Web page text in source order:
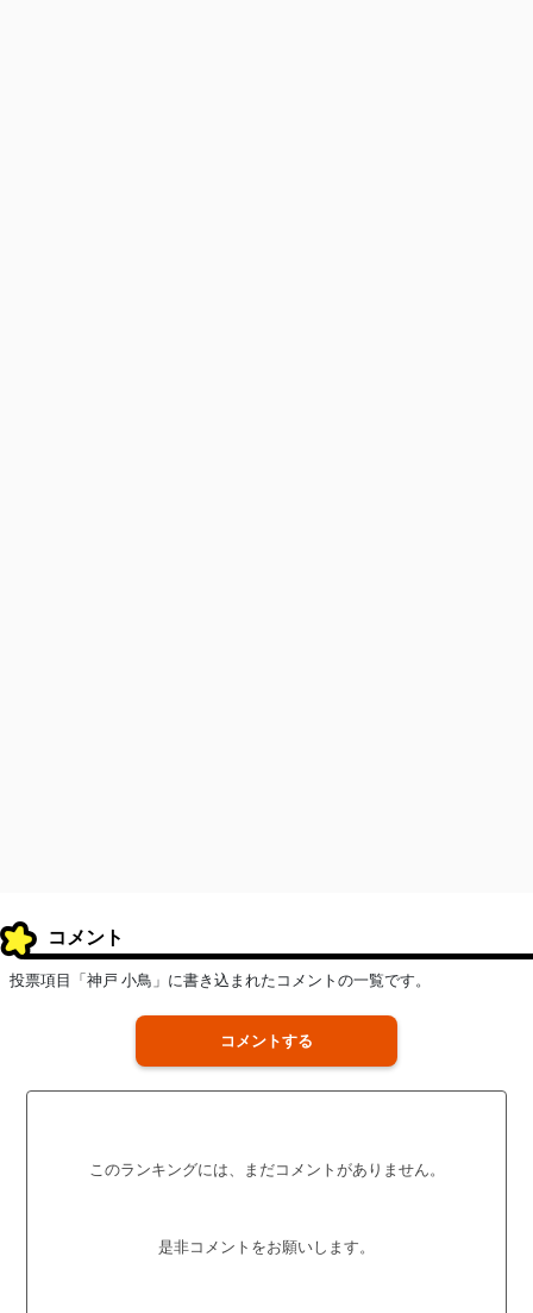
コメント
投票項目「神戸 小鳥」に書き込まれたコメントの一覧です。
コメントする
このランキングには、まだコメントがありません。
是非コメントをお願いします。